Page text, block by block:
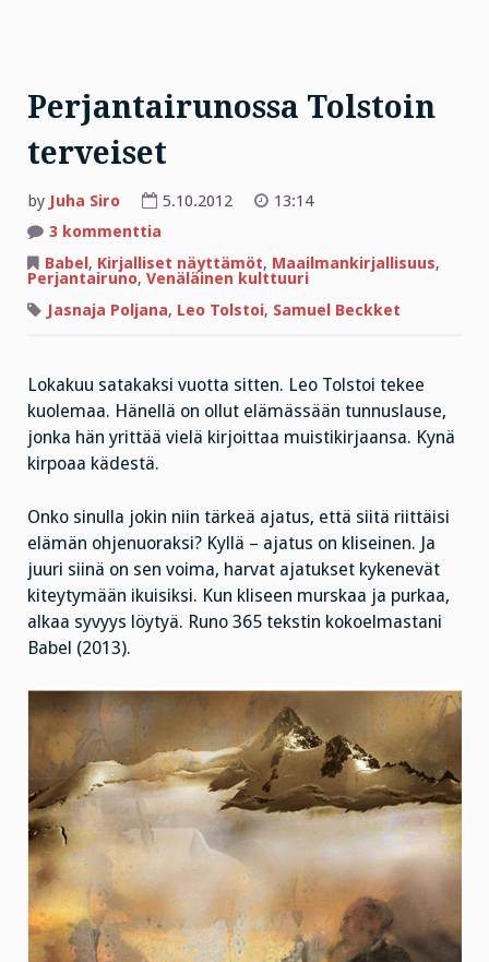
Perjantairunossa Tolstoin
terveiset
by Juha Siro 5.10.2012
13:14
3 kommenttia
Tolstoin
terveiset
Babel , Kirjalliset näyttämöt, Maailmankirjallisuus,
Perjantairuno, Venäläinen kulttuuri
Jasnaja Poljana, Leo Tolstoi, Samuel Beckket
Lokakuu satakaksi vuotta sitten. Leo Tolstoi tekee
kuolemaa. Hänellä on ollut elämässään tunnuslause,
jonka hän yrittää vielä kirjoittaa muistikirjaansa. Kynä
kirpoaa kädestä.
Onko sinulla jokin niin tärkeä ajatus, että siitä riittäisi
elämän ohjenuoraksi? Kyllä – ajatus on kliseinen. Ja
juuri siinä on sen voima, harvat ajatukset kykenevät
kiteytymään ikuisiksi. Kun kliseen murskaa ja purkaa,
alkaa syvyys löytyä. Runo 365 tekstin kokoelmastani
Babel (2013).